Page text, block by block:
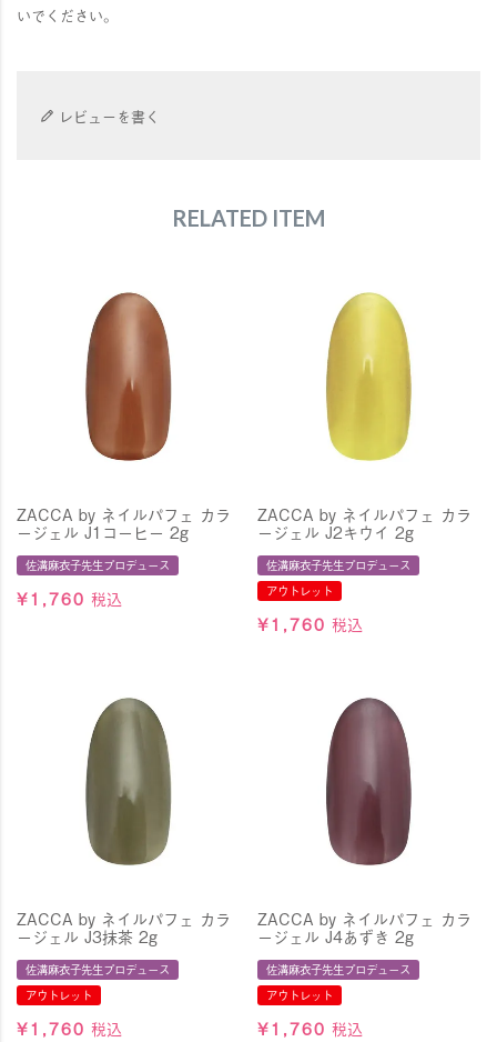
いでください。
レビューを書く
RELATED ITEM
ZACCA by ネイルパフェ カラ
ージェル J1コーヒー 2g
佐溝麻衣子先生プロデュース
¥1,760 税込
ZACCA by ネイルパフェ カラ
ージェル J2キウイ 2g
佐溝麻衣子先生プロデュース
アウトレット
¥1,760 税込
ZACCA by ネイルパフェ カラ
ージェル J3抹茶 2g
佐溝麻衣子先生プロデュース
アウトレット
¥1,760 税込
ZACCA by ネイルパフェ カラ
ージェル J4あずき 2g
佐溝麻衣子先生プロデュース
アウトレット
¥1,760 税込